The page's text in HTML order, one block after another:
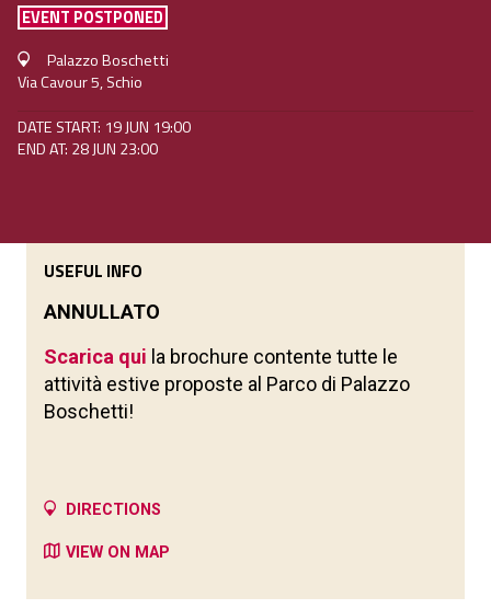
EVENT POSTPONED
Palazzo Boschetti
Via Cavour 5, Schio
DATE START: 19 JUN 19:00
END AT: 28 JUN 23:00
USEFUL INFO
ANNULLATO
Scarica qui la brochure contente tutte le
attività estive proposte al Parco di Palazzo
Boschetti!
DIRECTIONS
VIEW ON MAP